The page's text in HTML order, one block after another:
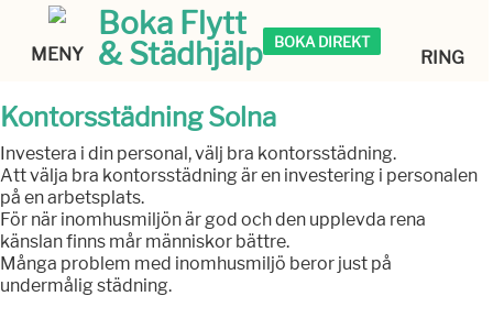
MENY
Boka Flytt
& Städhjälp
BOKA DIREKT
RING
Kontorsstädning Solna
Investera i din personal, välj bra kontorsstädning.
Att välja bra kontorsstädning är en investering i personalen
på en arbetsplats.
För när inomhusmiljön är god och den upplevda rena
känslan finns mår människor bättre.
Många problem med inomhusmiljö beror just på
undermålig städning.